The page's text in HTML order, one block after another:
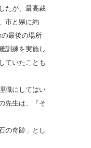
たが、最高裁
市と県に約
最後の場所
訓練を実施し
ていたことも
職にしてはい
先生は、『そ
の奇跡」とし